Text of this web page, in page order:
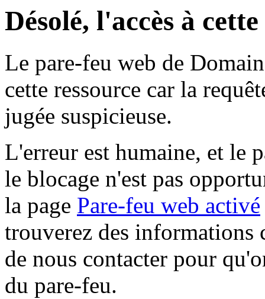
Désolé, l'accès à
Le pare-feu web de
cette ressource car la
jugée suspicieuse.
L'erreur est humaine, et le
le blocage n'est pas
la page Pare-feu web activé
trouverez des informations
de nous contacter pour
du pare-feu.